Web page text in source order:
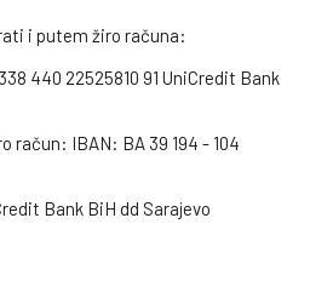
i putem žiro računa:
440 22525810 91 UniCredit Bank
račun: IBAN: BA 39 194 - 104
Bank BiH dd Sarajevo